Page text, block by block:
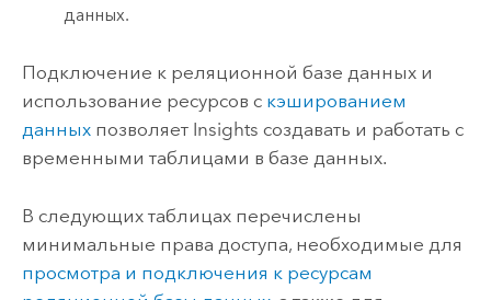
данных.
Подключение к реляционной базе данных и
использование ресурсов с кэшированием
данныхпозволяет Insights создавать и работать с
временными таблицами в базе данных.
В следующих таблицах перечислены
минимальные права доступа, необходимые для
просмотра и подключения к ресурсам